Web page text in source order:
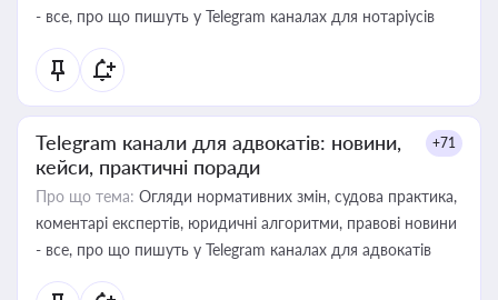
- все, про що пишуть у Telegram каналах для нотаріусів
Telegram канали для адвокатів: новини,
кейси, практичні поради
+71
Про що тема: Огляди нормативних змін, судова практика,
коментарі експертів, юридичні алгоритми, правові новини
- все, про що пишуть у Telegram каналах для адвокатів